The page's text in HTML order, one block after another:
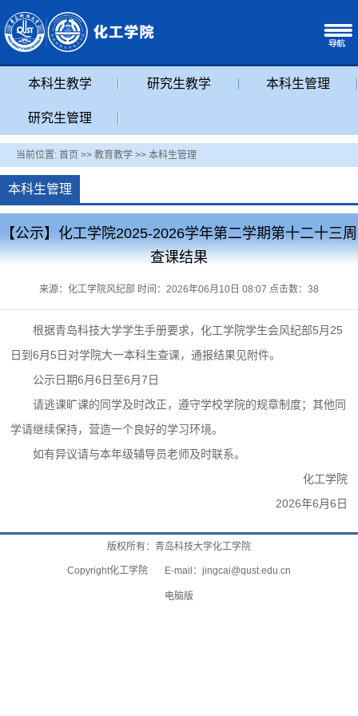
本科生教学 研究生教学 本科生管理
研究生管理
当前位置: 首页 >> 教育教学 >> 本科生管理
本科生管理
【公示】化工学院2025-2026学年第二学期第十二十三周
查课结果
来源：化工学院风纪部 时间：2026年06月10日 08:07 点击数： 38
根据青岛科技大学学生手册要求，化工学院学生会风纪部5月25
日到6月5日对学院大一本科生查课，通报结果见附件。
公示日期6月6日至6月7日
请逃课旷课的同学及时改正，遵守学校学院的规章制度；其他同
学请继续保持，营造一个良好的学习环境。
如有异议请与本年级辅导员老师及时联系。
化工学院
2026年6月6日
版权所有：青岛科技大学化工学院
Copyright化工学院 E-mail： jingcai@qust.edu.cn
电脑版